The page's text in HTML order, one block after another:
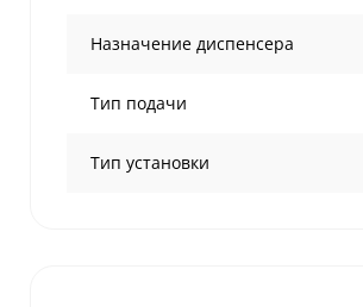
Назначение диспенсера
Тип подачи
Тип установки